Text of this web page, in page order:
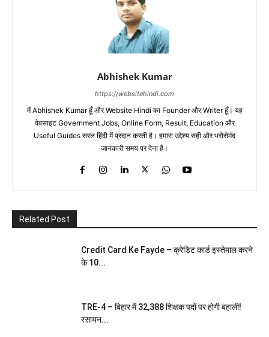
Abhishek Kumar
https://websitehindi.com
मैं Abhishek Kumar हूँ और Website Hindi का Founder और Writer हूँ। यह
वेबसाइट Government Jobs, Online Form, Result, Education और
Useful Guides सरल हिंदी में प्रदान करती है। हमारा उद्देश्य सही और भरोसेमंद
जानकारी समय पर देना है।
Related Post
Credit Card Ke Fayde – क्रेडिट कार्ड इस्तेमाल करने
के 10...
TRE-4 – बिहार में 32,388 शिक्षक पदों पर होगी बहाली!
रसायन...